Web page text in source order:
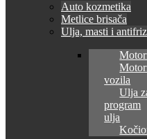
Auto kozmetika
Metlice brisača
Ulja, masti i
vozila
Ulja
program
ulja